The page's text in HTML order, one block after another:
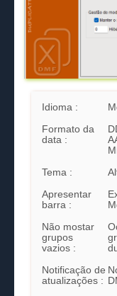
Idioma :
Formato da
data :
Tema :
Apresentar
barra :
Não mostar
grupos
vazios :
Notificação de
atualizações :